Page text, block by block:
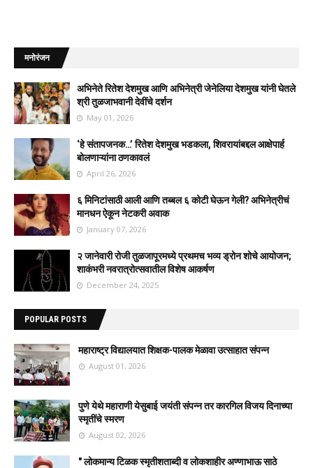
मनोरंजन
अभिनेते रितेश देशमुख आणि अभिनेत्री जेनेलिया देशमुख यांनी घेतले
श्री तुळजाभवानी देवींचे दर्शन
May 01, 2026
‘हे संतापजनक…’ रितेश देशमुख भडकला, शिवरायांबद्दल आक्षेपार्ह
बोलणाऱ्यांना ठणकावलं
April 26, 2026
६ मिनिटांसाठी आली आणि तब्बल ६ कोटी घेऊन गेली? अभिनेत्रीचं
मानधन ऐकून नेटकरी अवाक
January 07, 2026
२ जानेवारी रोजी तुळजापूरमध्ये प्रथमच भव्य ड्रोन शोचे आयोजन;
शाकंभरी नवरात्रोत्सवातील विशेष आकर्षण
December 24, 2025
POPULAR POSTS
महाराष्ट्र विद्यालयात शिक्षक-पालक मेळावा उत्साहात संपन्न
August 01, 2026
पुणे येथे महाराणी येसुबाई जयंती संपन्न तर कारगिल विजय दिनाच्या
स्मृतींचे स्मरण
August 02, 2026
" लोकमान्य टिळक स्मृतीशताब्दी व लोकशाहीर अण्णाभाऊ साठे